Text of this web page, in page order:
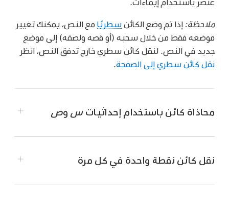
ملاحظة: إذا تم وضع الكائن سطريًا مع النص، يمكنك تغيير
موضعه فقط من خلال سحبه (أو قصه ولصقه) إلى موضع
جديد في النص. لنقل كائن سطري خارج تدفق النص، انظر
نقل كائن سطري إلى الصفحة
محاذاة كائن باستخدام إحداثياتس وص
انتقل إلى تطبيق Pages على iPhone.
افتح المستند الذي يتضمن الكائن الذي تريد العمل
نقل كائن نقطة واحدة في كل مرة